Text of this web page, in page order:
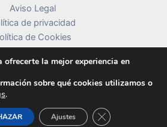
Aviso Legal
de privacidad
de Cookies
la mejor experiencia en
sobre qué cookies utilizamos o
.
Ajustes Cerrar el banner